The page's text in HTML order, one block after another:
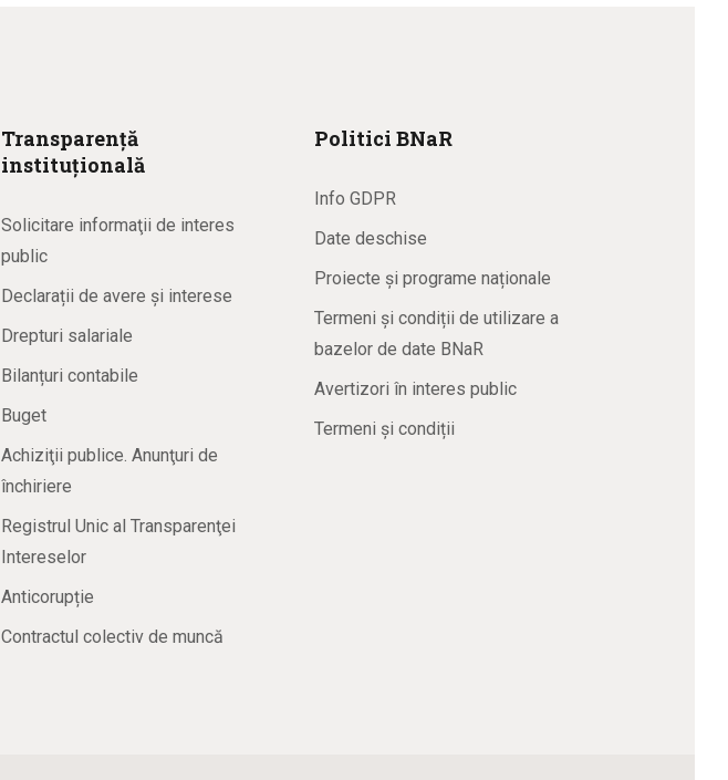
Transparență
instituțională
Solicitare informaţii de interes
public
Declarații de avere și interese
Drepturi salariale
Bilanțuri contabile
Buget
Achiziţii publice. Anunţuri de
închiriere
Registrul Unic al Transparenţei
Intereselor
Anticorupție
Contractul colectiv de muncă
Politici BNaR
Info GDPR
Date deschise
Proiecte și programe naționale
Termeni și condiții de utilizare a
bazelor de date BNaR
Avertizori în interes public
Termeni și condiții